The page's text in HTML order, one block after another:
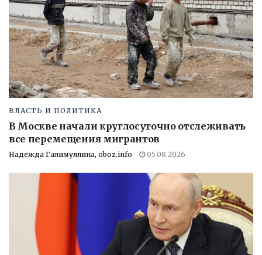
ВЛАСТЬ И ПОЛИТИКА
В Москве начали круглосуточно отслеживать
все перемещения мигрантов
Надежда Галимуллина, oboz.info 05.08.2026